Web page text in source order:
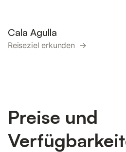
Cala Agulla
Reiseziel erkunden →
Preise und